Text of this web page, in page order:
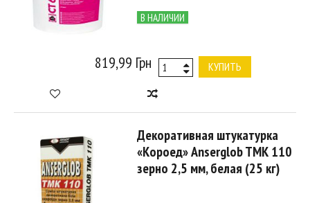
В НАЛИЧИИ
819,99 Грн КУПИТЬ
Декоративная штукатурка
«Короед» Anserglob TMK 110
зерно 2,5 мм, белая (25 кг)